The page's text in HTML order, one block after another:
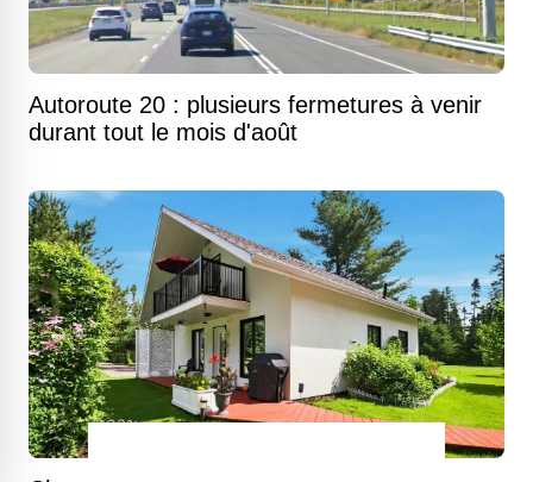
Autoroute 20 : plusieurs fermetures à venir
durant tout le mois d'août